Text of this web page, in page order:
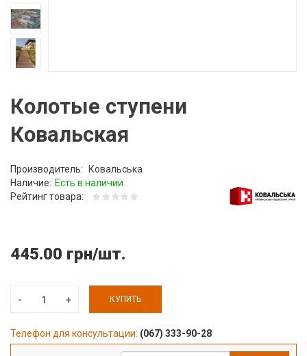
Колотые ступени
Ковальская
Производитель:
Ковальська
Наличие: Есть в наличии
Рейтинг товара:
445.00 грн/шт.
КУПИТЬ
Телефон для консультации: (067) 333-90-28